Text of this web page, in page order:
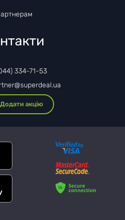
334-71-53
Додати акцію